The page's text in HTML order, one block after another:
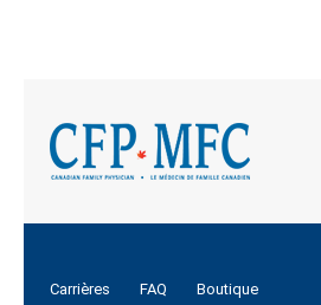
Carrières FAQ Boutique